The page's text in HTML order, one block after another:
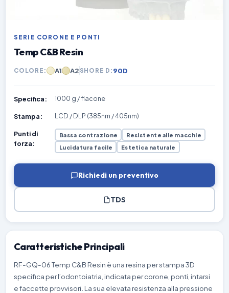
SERIE CORONE E PONTI
Temp C&B Resin
COLORE: A1 A2 SHORE D: 90D
Specifica: 1000 g / flacone
Stampa: LCD / DLP (385nm / 405nm)
Punti di
forza:
Bassa contrazione
Resistente alle macchie
Lucidatura facile
Estetica naturale
Richiedi un preventivo
TDS
Caratteristiche Principali
RF-GQ-06 Temp C&B Resin è una resina per stampa 3D
specifica per l’odontoiatria, indicata per corone, ponti, intarsi
e faccette provvisori. La sua elevata resistenza alla pressione